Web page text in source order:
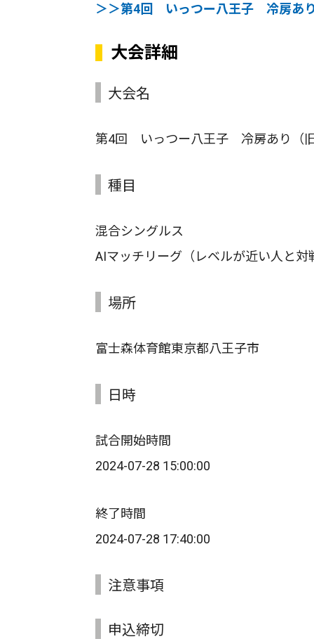
＞＞第4回 いっつー八王子 冷房あ
大会詳細
大会名
第4回 いっつー八王子 冷房あり（
種目
混合シングルス
AIマッチリーグ（レベルが近い人と対
場所
富士森体育館東京都八王子市
日時
試合開始時間
2024-07-28 15:00:00
終了時間
2024-07-28 17:40:00
注意事項
申込締切